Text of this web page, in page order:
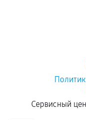
Сервисный